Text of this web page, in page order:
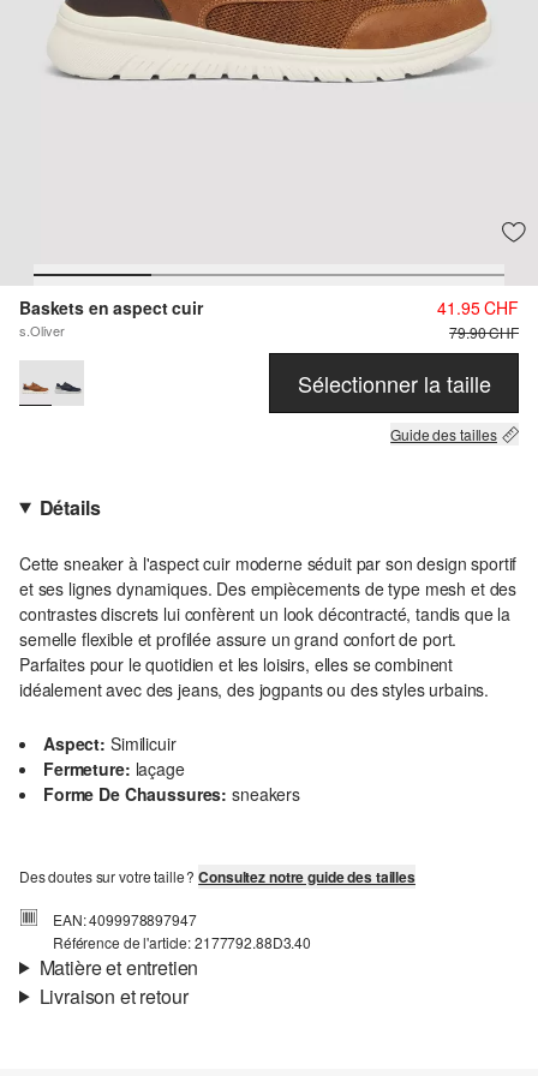
Baskets en aspect cuir
s.Oliver
41.95 CHF
79.90 CHF
Sélectionner la taille
Guide des tailles
Détails
Cette sneaker à l'aspect cuir moderne séduit par son design sportif
et ses lignes dynamiques. Des empiècements de type mesh et des
contrastes discrets lui confèrent un look décontracté, tandis que la
semelle flexible et profilée assure un grand confort de port.
Parfaites pour le quotidien et les loisirs, elles se combinent
idéalement avec des jeans, des jogpants ou des styles urbains.
Aspect: Similicuir
Fermeture: laçage
Forme De Chaussures: sneakers
Des doutes sur votre taille ?Consultez notre guide des tailles
EAN: 4099978897947
Référence de l'article: 2177792.88D3.40
Matière et entretien
Livraison et retour